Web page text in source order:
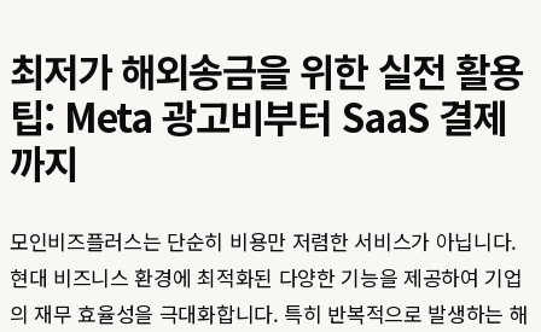
최저가 해외송금을 위한 실전 활용
팁: Meta 광고비부터 SaaS 결제
까지
모인비즈플러스는 단순히 비용만 저렴한 서비스가 아닙니다.
현대 비즈니스 환경에 최적화된 다양한 기능을 제공하여 기업
의 재무 효율성을 극대화합니다. 특히 반복적으로 발생하는 해